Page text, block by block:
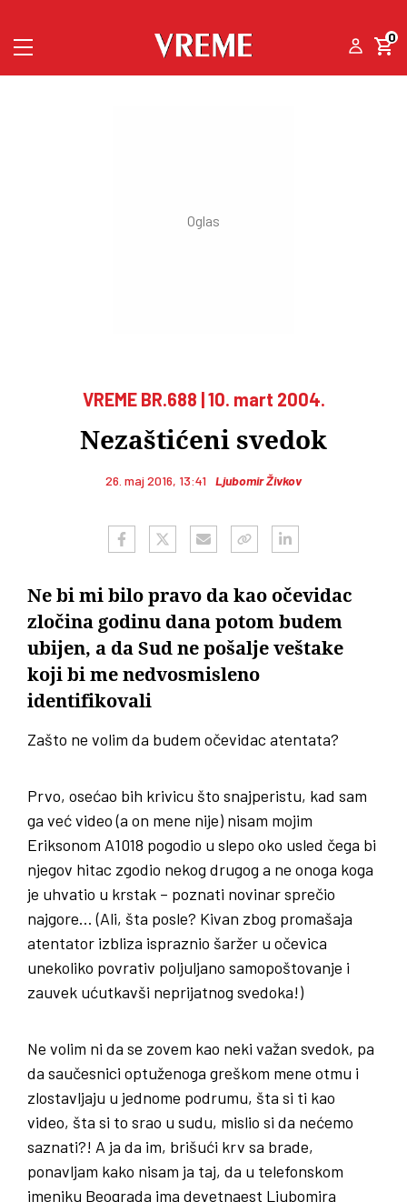
0
VREME BR.688 | 10. mart 2004.
Nezaštićeni svedok
26. maj 2016, 13:41 Ljubomir Živkov
Ne bi mi bilo pravo da kao očevidac
zločina godinu dana potom budem
ubijen, a da Sud ne pošalje veštake
koji bi me nedvosmisleno
identifikovali
Zašto ne volim da budem očevidac atentata?
Prvo, osećao bih krivicu što snajperistu, kad sam
ga već video (a on mene nije) nisam mojim
Eriksonom A1018 pogodio u slepo oko usled čega bi
njegov hitac zgodio nekog drugog a ne onoga koga
je uhvatio u krstak – poznati novinar sprečio
najgore… (Ali, šta posle? Kivan zbog promašaja
atentator izbliza ispraznio šaržer u očevica
unekoliko povrativ poljuljano samopoštovanje i
zauvek ućutkavši neprijatnog svedoka!)
Ne volim ni da se zovem kao neki važan svedok, pa
da saučesnici optuženoga greškom mene otmu i
zlostavljaju u jednome podrumu, šta si ti kao
video, šta si to srao u sudu, mislio si da nećemo
saznati?! A ja da im, brišući krv sa brade,
ponavljam kako nisam ja taj, da u telefonskom
imeniku Beograda ima devetnaest Ljubomira